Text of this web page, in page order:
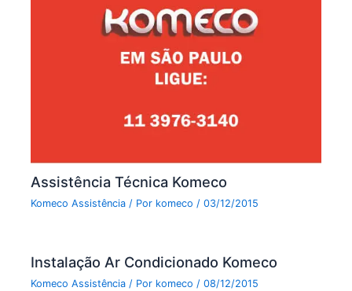
Assistência Técnica Komeco
Komeco Assistência / Por komeco/03/12/2015
Instalação Ar Condicionado Komeco
Komeco Assistência / Por komeco /08/12/2015